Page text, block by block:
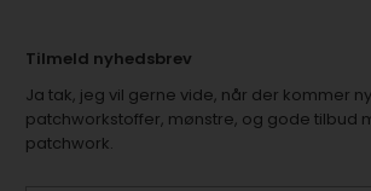
Tilmeld nyhedsbrev
Ja tak, jeg vil gerne vide, når der kommer
patchworkstoffer, mønstre, og gode tilbud
patchwork.